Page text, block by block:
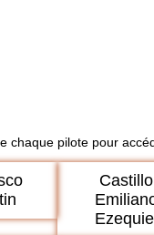
chaque pilote pour
Castillo
Ezequiel